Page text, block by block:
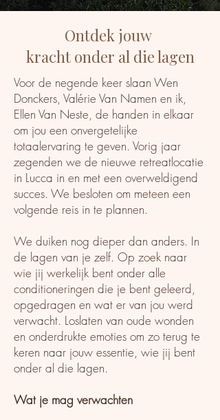
Ontdek jouw
kracht onder al die lagen
Voor de negende keer slaan Wen
Donckers, Valérie Van Namen en ik,
Ellen Van Neste, de handen in elkaar
om jou een onvergetelijke
totaalervaring te geven. Vorig jaar
zegenden we de nieuwe retreatlocatie
in Lucca in en met een overweldigend
succes. We besloten om meteen een
volgende reis in te plannen.
We duiken nog dieper dan anders. In
de lagen van je zelf. Op zoek naar
wie jij werkelijk bent onder alle
conditioneringen die je bent geleerd,
opgedragen en wat er van jou werd
verwacht. Loslaten van oude wonden
en onderdrukte emoties om zo terug te
keren naar jouw essentie, wie jij bent
onder al die lagen.​
Wat je mag verwachten